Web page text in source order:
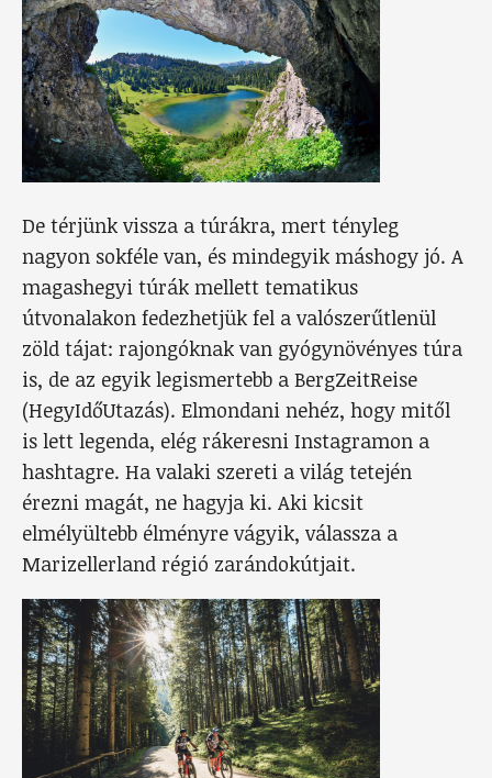
De térjünk vissza a túrákra, mert tényleg
nagyon sokféle van, és mindegyik máshogy jó. A
magashegyi túrák mellett tematikus
útvonalakon fedezhetjük fel a valószerűtlenül
zöld tájat: rajongóknak van gyógynövényes túra
is, de az egyik legismertebb a BergZeitReise
(HegyIdőUtazás). Elmondani nehéz, hogy mitől
is lett legenda, elég rákeresni Instagramon a
hashtagre. Ha valaki szereti a világ tetején
érezni magát, ne hagyja ki. Aki kicsit
elmélyültebb élményre vágyik, válassza a
Marizellerland régió zarándokútjait.